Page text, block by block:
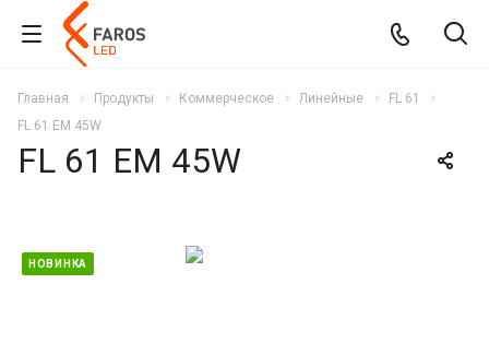
Главная Продукты Коммерческое Линейные
FL 61
FL 61 EM 45W
FL 61 EM 45W
НОВИНКА